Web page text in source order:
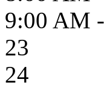
9:00 AM -
23
24